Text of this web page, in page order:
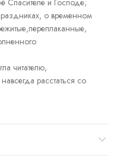
Спасителе и Господе;
о временном
читателю,
расстаться со